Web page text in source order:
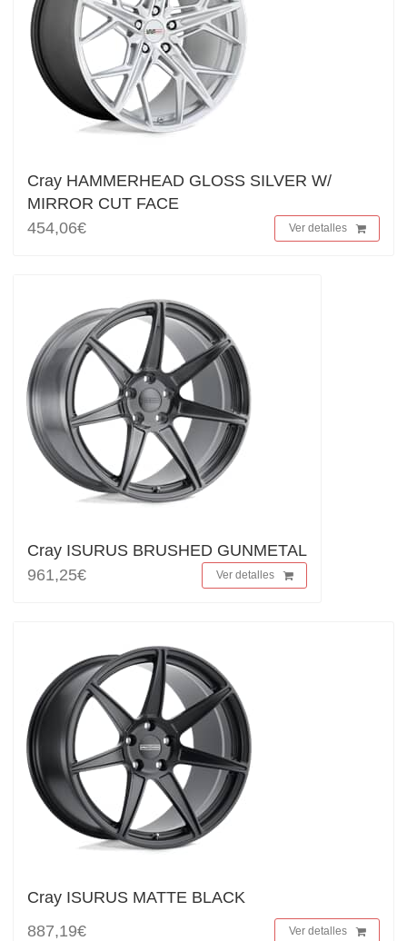
Cray HAMMERHEAD GLOSS SILVER W/
MIRROR CUT FACE
454,06€
Ver detalles
Cray ISURUS BRUSHED GUNMETAL
961,25€
Ver detalles
Cray ISURUS MATTE BLACK
887,19€
Ver detalles